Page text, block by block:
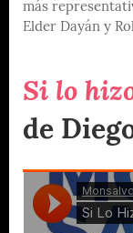
más
Elder Dayán y
Si lo
de